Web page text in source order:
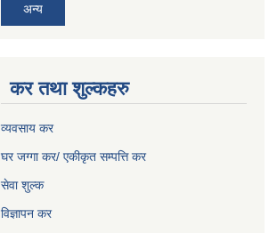
अन्य
कर तथा शुल्कहरु
व्यवसाय कर
घर जग्गा कर/ एकीकृत सम्पत्ति कर
सेवा शुल्क
विज्ञापन कर